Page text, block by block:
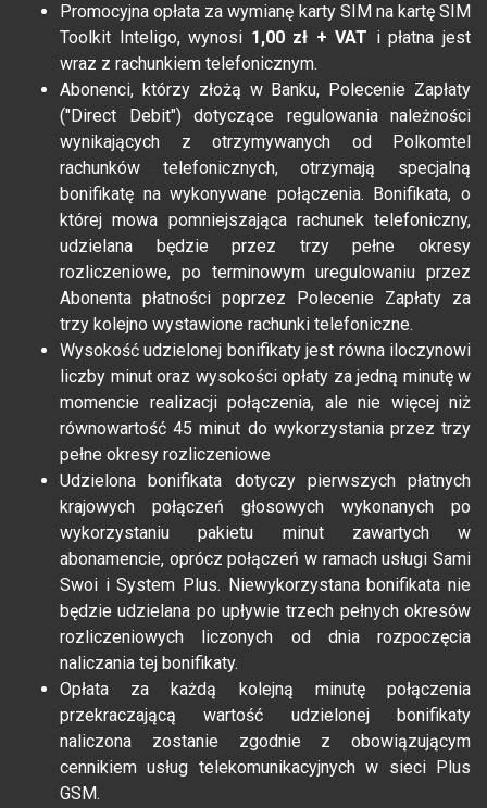
Promocyjna opłata za wymianę karty SIM na kartę SIM
Toolkit Inteligo, wynosi 1,00 zł + VAT i płatna jest
wraz z rachunkiem telefonicznym.
Abonenci, którzy złożą w Banku, Polecenie Zapłaty
("Direct Debit") dotyczące regulowania należności
wynikających z otrzymywanych od Polkomtel
rachunków telefonicznych, otrzymają specjalną
bonifikatę na wykonywane połączenia. Bonifikata, o
której mowa pomniejszająca rachunek telefoniczny,
udzielana będzie przez trzy pełne okresy
rozliczeniowe, po terminowym uregulowaniu przez
Abonenta płatności poprzez Polecenie Zapłaty za
trzy kolejno wystawione rachunki telefoniczne.
Wysokość udzielonej bonifikaty jest równa iloczynowi
liczby minut oraz wysokości opłaty za jedną minutę w
momencie realizacji połączenia, ale nie więcej niż
równowartość 45 minut do wykorzystania przez trzy
pełne okresy rozliczeniowe
Udzielona bonifikata dotyczy pierwszych płatnych
krajowych połączeń głosowych wykonanych po
wykorzystaniu pakietu minut zawartych w
abonamencie, oprócz połączeń w ramach usługi Sami
Swoi i System Plus. Niewykorzystana bonifikata nie
będzie udzielana po upływie trzech pełnych okresów
rozliczeniowych liczonych od dnia rozpoczęcia
naliczania tej bonifikaty.
Opłata za każdą kolejną minutę połączenia
przekraczającą wartość udzielonej bonifikaty
naliczona zostanie zgodnie z obowiązującym
cennikiem usług telekomunikacyjnych w sieci Plus
GSM.